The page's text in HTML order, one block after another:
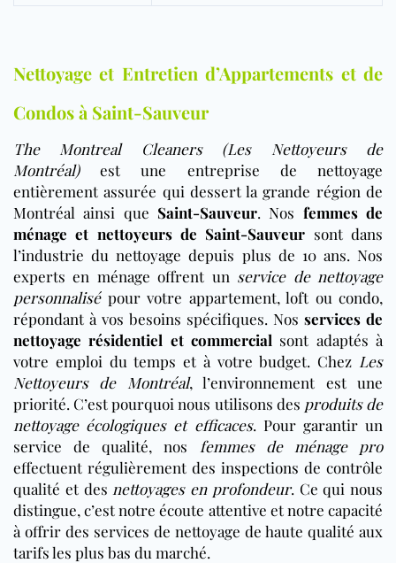
Nettoyage et Entretien d’Appartements et de
Condos à Saint-Sauveur
The Montreal Cleaners (Les Nettoyeurs de
Montréal)est une entreprise de nettoyage
entièrement assurée qui dessert la grande région de
Montréal ainsi que Saint-Sauveur. Nos femmes de
ménage et nettoyeurs de Saint-Sauveur sont dans
l’industrie du nettoyage depuis plus de 10 ans. Nos
experts en ménage offrent un service de nettoyage
personnalisépour votre appartement, loft ou condo,
répondant à vos besoins spécifiques. Nos services de
nettoyage résidentiel et commercial sont adaptés à
votre emploi du temps et à votre budget. Chez Les
Nettoyeurs de Montréal, l’environnement est une
priorité. C’est pourquoi nous utilisons des produits de
nettoyage écologiques et efficaces. Pour garantir un
service de qualité, nos
femmes de ménage pro
effectuent régulièrement des inspections de contrôle
qualité et des nettoyages en profondeur. Ce qui nous
distingue, c’est notre écoute attentive et notre capacité
à offrir des services de nettoyage de haute qualité aux
tarifs les plus bas du marché.